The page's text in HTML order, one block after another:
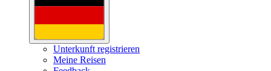
Unterkunft registrieren
Meine Reisen